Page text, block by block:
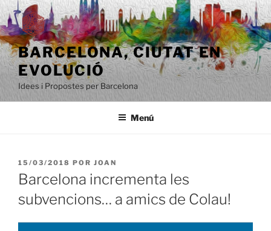
Saltar
al
contenido
BARCELONA, ​​CIUTAT EN
EVOLUCIÓ
Idees i Propostes per Barcelona
Menú
PUBLICADO
EL
15/03/2018 POR JOAN
Barcelona incrementa les
subvencions… a amics de Colau!